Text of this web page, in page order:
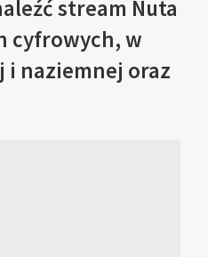
stream Nuta
cyfrowych, w
naziemnej oraz